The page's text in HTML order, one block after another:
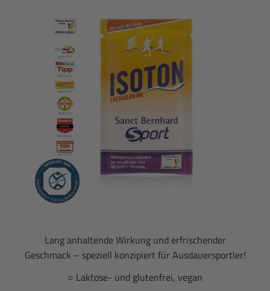
Lang anhaltende Wirkung und erfrischender
Geschmack – speziell konzipiert für Ausdauersportler!
○ Laktose- und glutenfrei, vegan